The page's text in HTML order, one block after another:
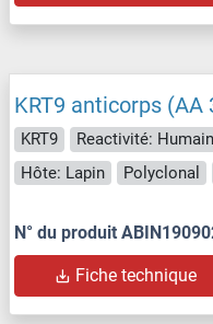
KRT9 anticorps (AA
KRT9 Reactivité: Humain
Hôte: Lapin
Polyclonal
N° du produit
Fiche technique